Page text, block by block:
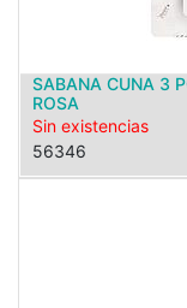
SABANA CUNA 3
ROSA
Sin existencias
56346